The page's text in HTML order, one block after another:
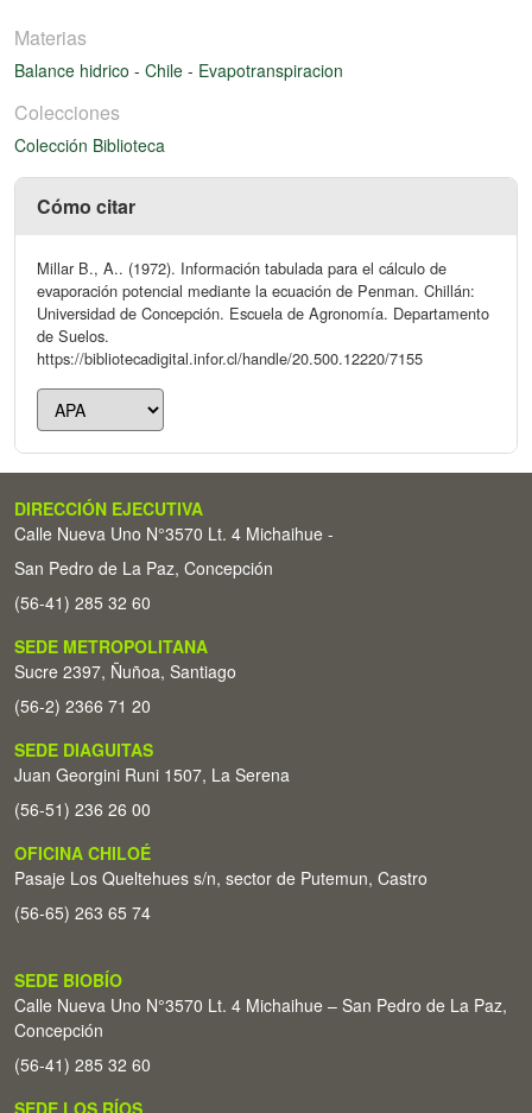
Materias
Balance hidrico - Chile - Evapotranspiracion
Colecciones
Colección Biblioteca
Cómo citar
Millar B., A.. (1972). Información tabulada para el cálculo de
evaporación potencial mediante la ecuación de Penman. Chillán:
Universidad de Concepción. Escuela de Agronomía. Departamento
de Suelos.
https://bibliotecadigital.infor.cl/handle/20.500.12220/7155
DIRECCIÓN EJECUTIVA
Calle Nueva Uno N°3570 Lt. 4 Michaihue -
San Pedro de La Paz, Concepción
(56-41) 285 32 60
SEDE METROPOLITANA
Sucre 2397, Ñuñoa, Santiago
(56-2) 2366 71 20
SEDE DIAGUITAS
Juan Georgini Runi 1507, La Serena
(56-51) 236 26 00
OFICINA CHILOÉ
Pasaje Los Queltehues s/n, sector de Putemun, Castro
(56-65) 263 65 74
SEDE BIOBÍO
Calle Nueva Uno N°3570 Lt. 4 Michaihue – San Pedro de La Paz,
Concepción
(56-41) 285 32 60
SEDE LOS RÍOS